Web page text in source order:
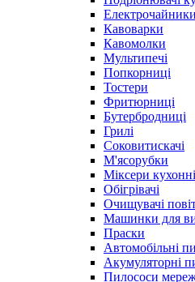
Електрочайники
Кавоварки
Кавомолки
Мультипечі
Попкорниці
Тостери
Фритюрниці
Бутербродниці
Грилі
Соковитискачі
М'ясорубки
Міксери кухонні
Обігрівачі
Очищувачі
Машинки для
Праски
Автомобільні
Акумуляторні
Пилососи